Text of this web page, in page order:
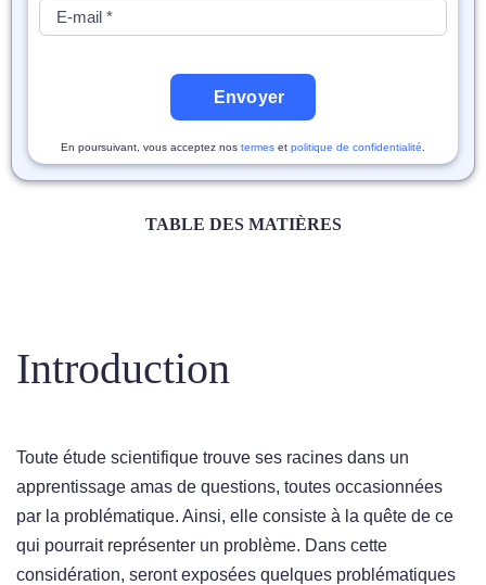
Envoyer
En poursuivant, vous acceptez nos termes et politique de confidentialité
TABLE DES MATIÈRES
Introduction
Toute étude scientifique trouve ses racines dans un
apprentissage amas de questions, toutes occasionnées
par la problématique. Ainsi, elle consiste à la quête de ce
qui pourrait représenter un problème. Dans cette
considération, seront exposées quelques problématiques